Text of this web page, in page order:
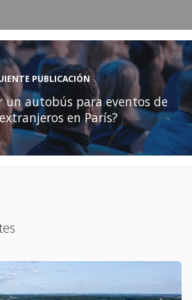
PUBLICACIÓN
un autobús para eventos de
en París?